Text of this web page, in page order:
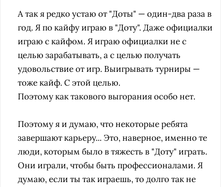
А так я редко устаю от "Доты" — один-два раза в
год. Я по кайфу играю в "Доту". Даже официалки
играю с кайфом. Я играю официалки не с
целью зарабатывать, а с целью получать
удовольствие от игр. Выигрывать турниры —
тоже кайф. С этой целью.
Поэтому как такового выгорания особо нет.
Поэтому я и думаю, что некоторые ребята
завершают карьеру... Это, наверное, именно те
люди, которым было в тяжесть в "Доту" играть.
Они играли, чтобы быть профессионалами. Я
думаю, если ты так играешь, то долго так не